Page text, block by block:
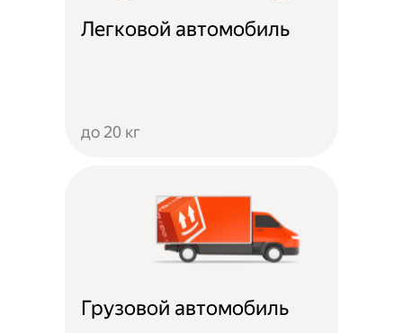
Легковой автомобиль
до 20 кг
Грузовой автомобиль